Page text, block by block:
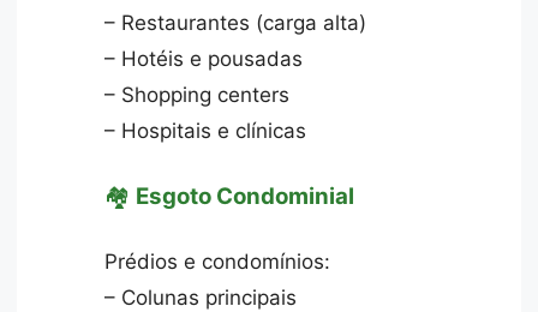
– Restaurantes (carga alta)
– Hotéis e pousadas
– Shopping centers
– Hospitais e clínicas
🏘️ Esgoto Condominial
Prédios e condomínios:
– Colunas principais